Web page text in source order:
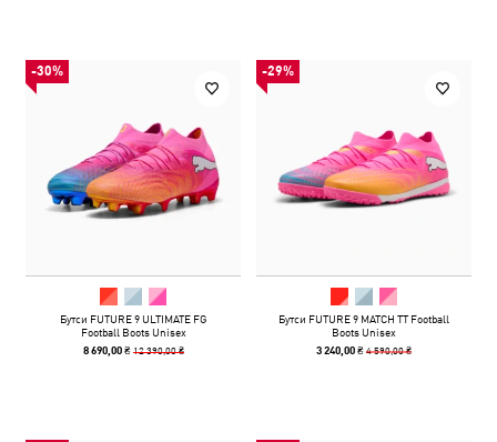
-30%
Бутси FUTURE 9 ULTIMATE FG
Football Boots Unisex
8 690,00 ₴ 12 390,00 ₴
-29%
Бутси FUTURE 9 MATCH TT Football
Boots Unisex
3 240,00 ₴4 590,00 ₴